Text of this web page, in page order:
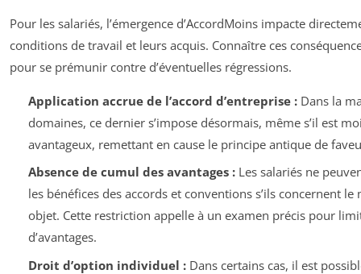
Pour les salariés, l’émergence d’AccordMoins impacte
conditions de travail et leurs acquis. Connaître ces
pour se prémunir contre d’éventuelles régressions.
Application accrue de l’accord d’entreprise :Dans la
domaines, ce dernier s’impose désormais, même s’il est
avantageux, remettant en cause le principe antique de
Absence de cumul des avantages :Les salariés ne
les bénéfices des accords et conventions s’ils concernent le
objet. Cette restriction appelle à un examen précis pour
d’avantages.
Droit d’option individuel :Dans certains cas, il est